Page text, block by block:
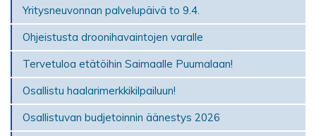
Yritysneuvonnan palvelupäivä to 9.4.
Ohjeistusta droonihavaintojen varalle
Tervetuloa etätöihin Saimaalle Puumalaan!
Osallistu haalarimerkkikilpailuun!
Osallistuvan budjetoinnin äänestys 2026